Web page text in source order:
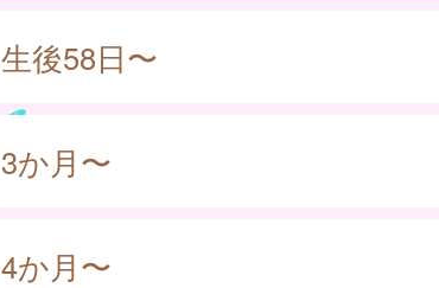
生後58日〜
3か月〜
4か月〜